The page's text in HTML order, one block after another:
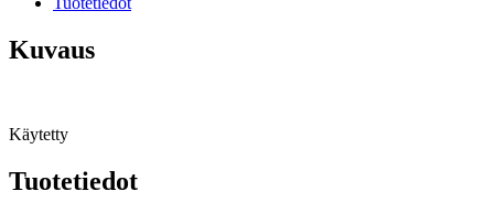
Kuvaus
Käytetty
Tuotetiedot